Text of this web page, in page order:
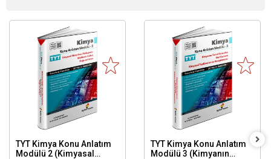
TYT Kimya Konu Anlatım
Modülü 2 (Kimyasal
TYT Kimya Konu Anlatım
Modülü 3 (Kimyanın